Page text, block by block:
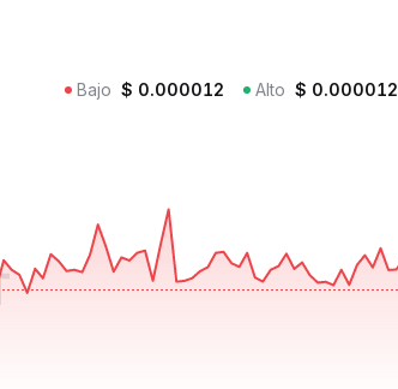
Bajo $ 0.000012 Alto $ 0.000012